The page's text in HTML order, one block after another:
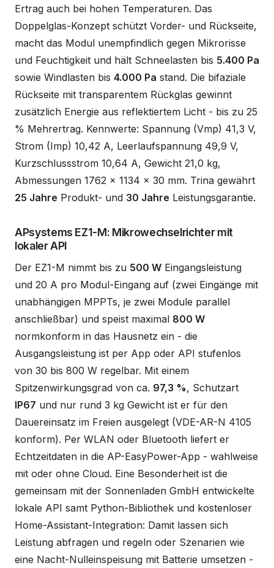
Ertrag auch bei hohen Temperaturen. Das
Doppelglas-Konzept schützt Vorder- und Rückseite,
macht das Modul unempfindlich gegen Mikrorisse
und Feuchtigkeit und hält Schneelasten bis 5.400 Pa
sowie Windlasten bis 4.000 Pa stand. Die bifaziale
Rückseite mit transparentem Rückglas gewinnt
zusätzlich Energie aus reflektiertem Licht - bis zu 25
% Mehrertrag. Kennwerte: Spannung (Vmp) 41,3 V,
Strom (Imp) 10,42 A, Leerlaufspannung 49,9 V,
Kurzschlussstrom 10,64 A, Gewicht 21,0 kg,
Abmessungen 1762 x 1134 x 30 mm. Trina gewährt
25 Jahre Produkt- und 30 Jahre Leistungsgarantie.
APsystems EZ1-M: Mikrowechselrichter mit
lokaler API
Der EZ1-M nimmt bis zu 500 W Eingangsleistung
und 20 A pro Modul-Eingang auf (zwei Eingänge mit
unabhängigen MPPTs, je zwei Module parallel
anschließbar) und speist maximal 800 W
normkonform in das Hausnetz ein - die
Ausgangsleistung ist per App oder API stufenlos
von 30 bis 800 W regelbar. Mit einem
Spitzenwirkungsgrad von ca. 97,3 %, Schutzart
IP67 und nur rund 3 kg Gewicht ist er für den
Dauereinsatz im Freien ausgelegt (VDE-AR-N 4105
konform). Per WLAN oder Bluetooth liefert er
Echtzeitdaten in die AP-EasyPower-App - wahlweise
mit oder ohne Cloud. Eine Besonderheit ist die
gemeinsam mit der Sonnenladen GmbH entwickelte
lokale API samt Python-Bibliothek und kostenloser
Home-Assistant-Integration: Damit lassen sich
Leistung abfragen und regeln oder Szenarien wie
eine Nacht-Nulleinspeisung mit Batterie umsetzen -